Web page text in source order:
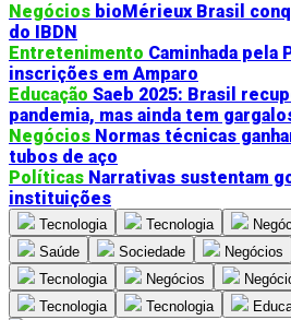
Negócios bioMérieux Brasil
do IBDN
Entretenimento Caminhada pela
inscrições em Amparo
Educação Saeb 2025: Brasil
pandemia, mas ainda tem
Negócios Normas técnicas
tubos de aço
Políticas Narrativas sustentam
instituições
Tecnologia Tecnologia
Saúde
Sociedade Negócios
Tecnologia
Negócios
Tecnologia
Tecnologia